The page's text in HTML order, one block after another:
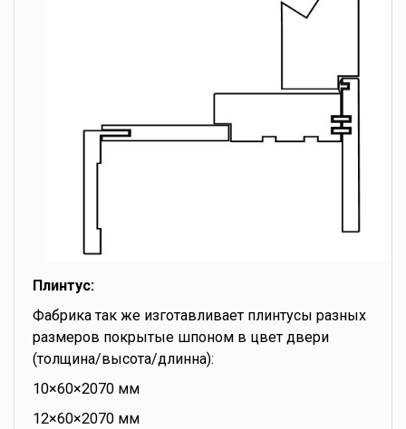
Плинтус:
Фабрика так же изготавливает плинтусы разных
размеров покрытые шпоном в цвет двери
(толщина/высота/длинна):
10×60×2070 мм
12×60×2070 мм